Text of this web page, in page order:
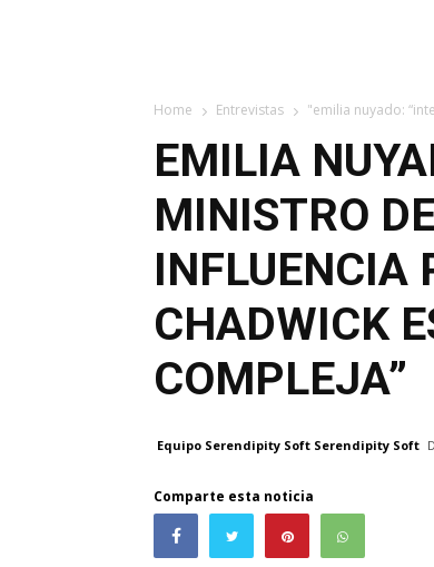
Home Entrevistas "emilia nuyado:
EMILIA
MINISTRO
INFLUENCIA
CHADWICK
COMPLEJA”
Equipo Serendipity Soft Serendipity Soft
Comparte esta noticia